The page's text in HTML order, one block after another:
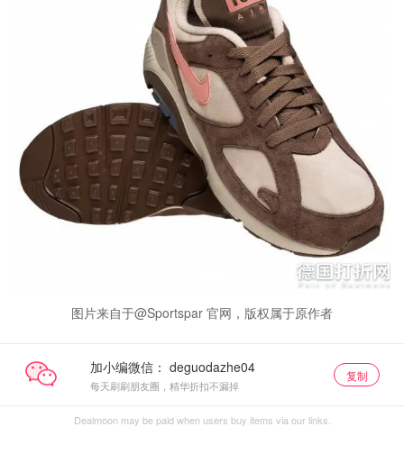
图片来自于@Sportspar 官网，版权属于原作者
加小编微信：
每天刷刷朋友圈，精华折扣不漏掉
复制
Dealmoon may be paid when users buy items via our links.